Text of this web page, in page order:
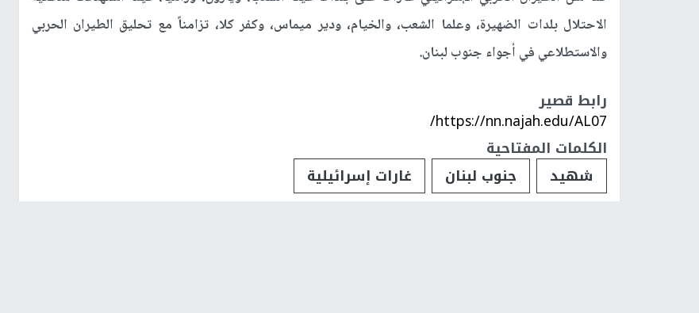
الاحتلال بلدات الضهيرة، وعلما الشعب، والخيام، ودير ميماس، وكفر كلا، تزامناً مع تحليق الطيران الحربي
والاستطلاعي في أجواء جنوب لبنان.
رابط قصير
https://nn.najah.edu/AL07/
الكلمات المفتاحية
شهيد
جنوب لبنان غارات إسرائيلية